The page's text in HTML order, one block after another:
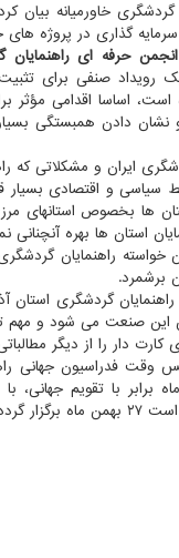
گردشگری خاورمیانه
گذاری در پروژه
حرفه ای راهنمایان
یک رویداد صنفی برای
است، اساسا اقدامی مؤثر
نشان دادن همبستگی
ایران و مشکلاتی که
سیاسی و اقتصادی بسیار
ها بخصوص استانهای
استان ها بهره آنچنانی
خواسته راهنمایان
برشمرد.
گردشگری استان
این صنعت می شود و مهم
دار را از دیگر
برابر با تقویم جهانی،
گردد.